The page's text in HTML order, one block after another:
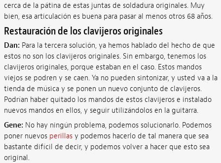
cerca de la pátina de estas juntas de soldadura originales. Muy
bien, esa articulación es buena para pasar al menos otros 68 años.
Restauración de los clavijeros originales
Dan: Para la tercera solución, ya hemos hablado del hecho de que
estos no son los clavijeros originales. Sin embargo, tenemos los
clavijeros originales, porque estaban en el caso. Estos mandos
viejos se podren y se caen. Ya no pueden sintonizar, y usted va a la
tienda de música y se ponen un nuevo conjunto de clavijeros.
Podrían haber quitado los mandos de estos clavijeros e instalado
nuevos mandos en ellos, y seguir utilizándolos en la guitarra.
Gene: No hay ningún problema, podemos solucionarlo. Podemos
poner nuevos perillasy podemos hacerlo de tal manera que sea
bastante difícil de decir, y podemos volver a hacer que esto sea
original.